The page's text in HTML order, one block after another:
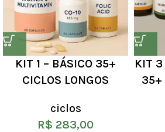
KIT 1 – BÁSICO 35+
CICLOS LONGOS
ciclos
R$ 283,00
KIT 3
35+